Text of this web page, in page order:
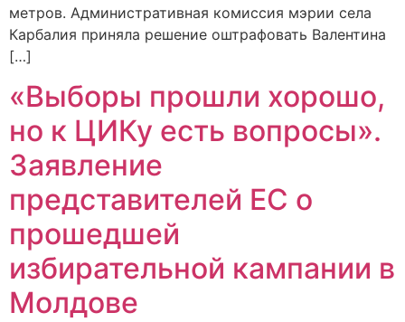
метров. Административная комиссия мэрии села
Карбалия приняла решение оштрафовать Валентина
[…]
«Выборы прошли хорошо,
но к ЦИКу есть вопросы».
Заявление
представителей ЕС о
прошедшей
избирательной кампании в
Молдове